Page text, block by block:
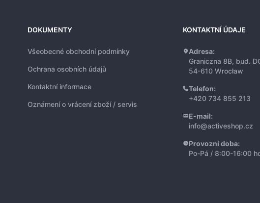
DOKUMENTY
Všeobecné obchodní podmínky
Ochrana osobních údajů
Kontaktní informace
Oznámení o vrácení zboží / servis
KONTAKTNÍ ÚDAJE
Adresa:
Graniczna 8B, bud.
54-610 Wrocław
Telefon:
+420 734 855 213
E-mail:
info@activeshop.cz
Provozní doba:
Po-Pá / 8:00-16:00